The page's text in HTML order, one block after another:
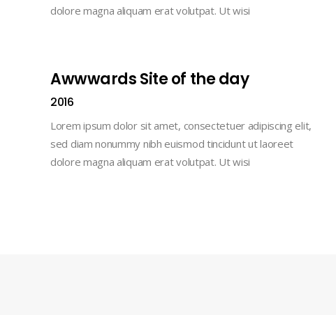
dolore magna aliquam erat volutpat. Ut wisi
Awwwards Site of the day
2016
Lorem ipsum dolor sit amet, consectetuer adipiscing elit,
sed diam nonummy nibh euismod tincidunt ut laoreet
dolore magna aliquam erat volutpat. Ut wisi